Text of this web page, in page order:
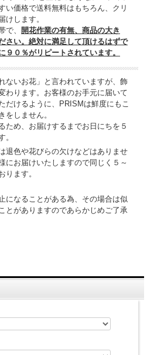
い価格で送料無料はもちろん、クリ
けします。
で、
開花作業の有無、商品の大き
さい。絶対に満足して頂けるはずで
０％がリピートされています。
ないお花」と言われていますが、飾
わります。お客様のお手元に届いて
だけるように、PRISMは鮮度にもこ
をしません。
ため、お届けするまでお日にちを５
。
退色や花びらの欠けなどはありませ
にお届けいたしますので同じく５～
ります。
になることがある為、その場合は似
とがありますのであらかじめご了承